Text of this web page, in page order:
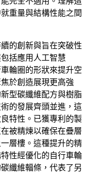
重量與結構性能之間
的創新與旨在突破性
括應用人工智慧
輪圈的形狀來提升空
於創造展現更高強
型碳纖維配方與樹脂
的發展齊頭並進，這
特性。已獲專利的製
被精煉以確保在疊層
層樓。這種提升的精
性經優化的自行車輪
纖維輻條，代表了另